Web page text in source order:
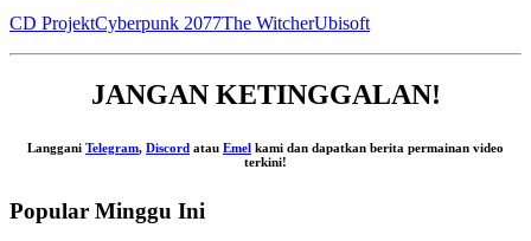
CD ProjektCyberpunk 2077The WitcherUbisoft
JANGAN KETINGGALAN!
Langgani Telegram, Discord atau Emel kami dan dapatkan berita permainan video
terkini!
Popular Minggu Ini